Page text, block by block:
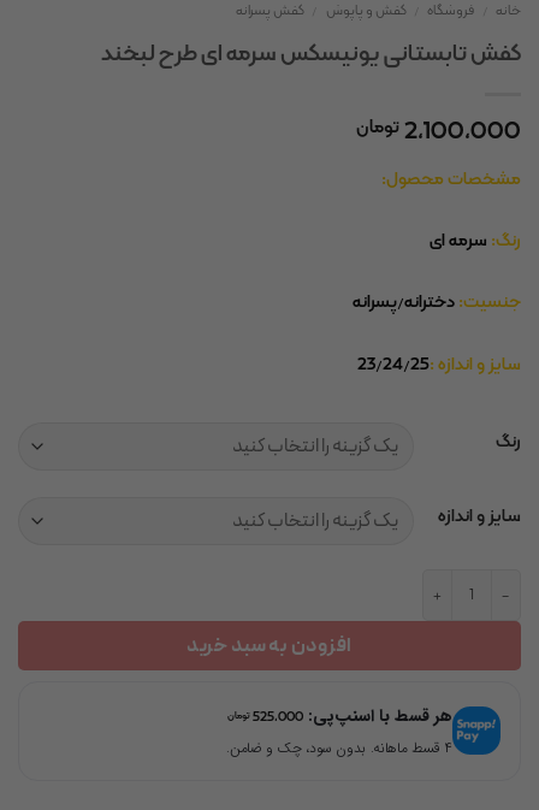
خانه فروشگاه کفش و پاپوش کفش پسرانه
کفش تابستانی یونیسکس سرمه ای طرح لبخند
2,100,000 تومان
مشخصات محصول:
رنگ: سرمه ای
جنسیت: دخترانه/پسرانه
سایز و اندازه :23/24/25
رنگ
سایز و اندازه
کفش تابستانی یونیسکس سرمه ای طرح لبخند عدد
افزودن به سبد خرید
هر قسط با اسنپ‌پی: 525,000تومان
۴ قسط ماهانه. بدون سود، چک و ضامن.